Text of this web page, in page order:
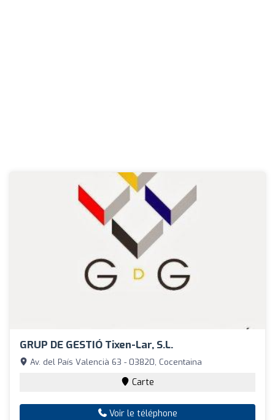
GRUP DE GESTIÓ Tixen-Lar, S.l.
Av. del País Valencià 63 - 03820, Cocentaina
Carte
Voir le téléphone